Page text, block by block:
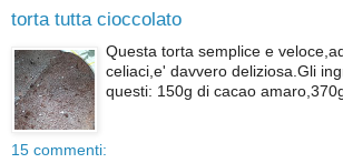
torta tutta cioccolato
Questa torta semplice e
celiaci,e' davvero deliziosa.Gli
questi: 150g di cacao
15 commenti: